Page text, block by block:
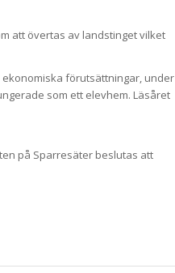
att övertas av landstinget vilket
förutsättningar, under
som ett elevhem. Läsåret
på Sparresäter beslutas att